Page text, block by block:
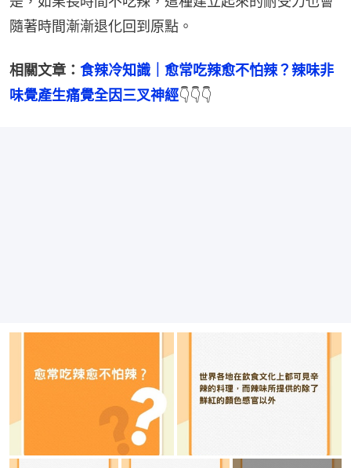
隨著時間漸漸退化回到原點。
相關文章： 食辣冷知識｜愈常吃辣愈不怕辣？辣味非
味覺產生痛覺全因三叉神經👇👇👇